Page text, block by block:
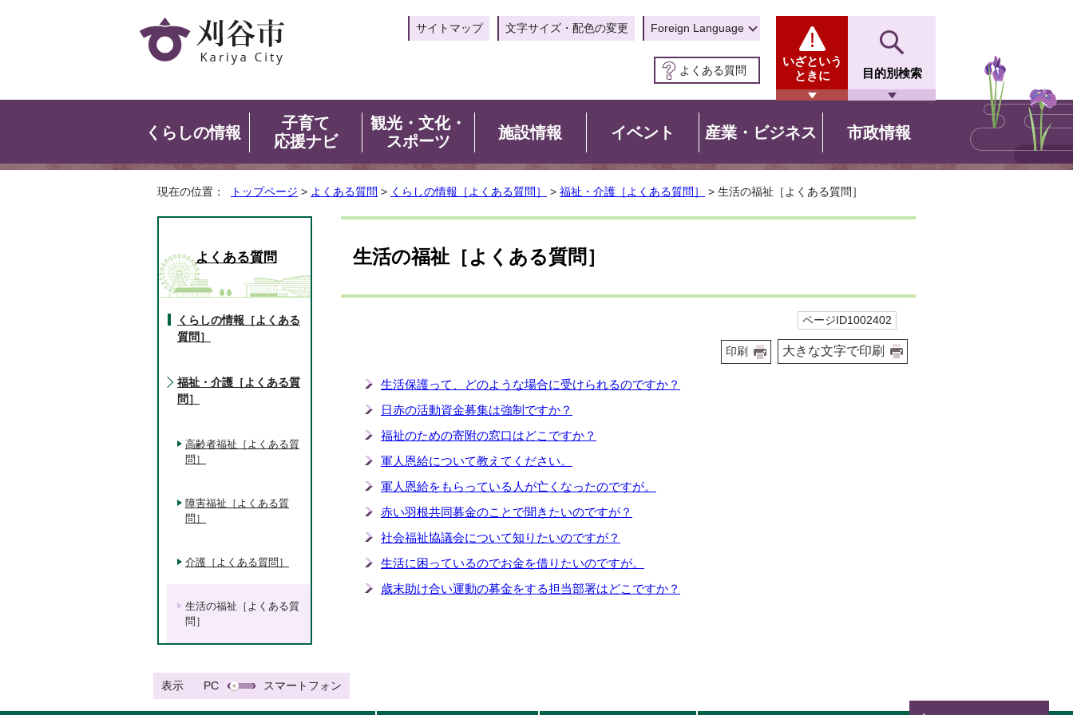
サイトマップ 文字サイズ・配色の変更 Foreign Language
よくある質問
いざという
ときに
目的別検索
くらしの情報
子育て
応援ナビ
観光・文化・
スポーツ
施設情報 イベント 産業・ビジネス 市政情報
現在の位置： トップページ > よくある質問 > くらしの情報［よくある質問］ > 福祉・介護［よくある質問］ > 生活の福祉［よくある質問］
生活の福祉［よくある質問］
ページID1002402
印刷 大きな文字で印刷
生活保護って、どのような場合に受けられるのですか？
日赤の活動資金募集は強制ですか？
福祉のための寄附の窓口はどこですか？
軍人恩給について教えてください。
軍人恩給をもらっている人が亡くなったのですが。
赤い羽根共同募金のことで聞きたいのですが？
社会福祉協議会について知りたいのですが？
生活に困っているのでお金を借りたいのですが。
歳末助け合い運動の募金をする担当部署はどこですか？
よくある質問
くらしの情報［よくある
質問］
福祉・介護［よくある質
問］
高齢者福祉［よくある質
問］
障害福祉［よくある質
問］
介護［よくある質問］
生活の福祉［よくある質
問］
表示 PC スマートフォン